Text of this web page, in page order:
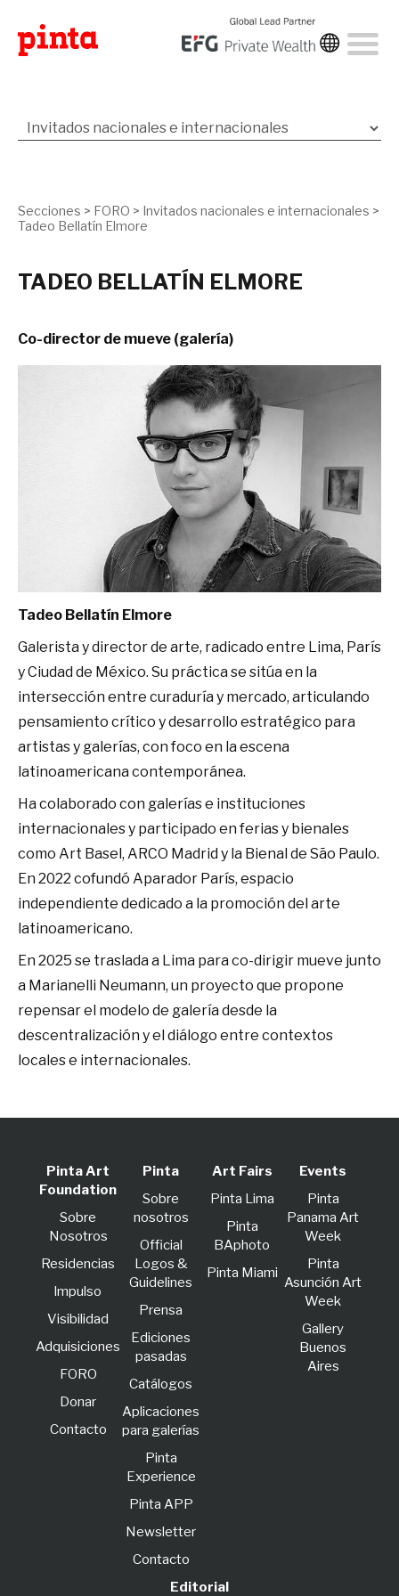
Secciones > FORO > Invitados nacionales e internacionales >
Tadeo Bellatín Elmore
TADEO BELLATÍN ELMORE
Co-director de mueve (galería)
Tadeo Bellatín Elmore
Galerista y director de arte, radicado entre Lima, París
y Ciudad de México. Su práctica se sitúa en la
intersección entre curaduría y mercado, articulando
pensamiento crítico y desarrollo estratégico para
artistas y galerías, con foco en la escena
latinoamericana contemporánea.
Ha colaborado con galerías e instituciones
internacionales y participado en ferias y bienales
como Art Basel, ARCO Madrid y la Bienal de São Paulo.
En 2022 cofundó Aparador París, espacio
independiente dedicado a la promoción del arte
latinoamericano.
En 2025 se traslada a Lima para co-dirigir mueve junto
a Marianelli Neumann, un proyecto que propone
repensar el modelo de galería desde la
descentralización y el diálogo entre contextos
locales e internacionales.
Pinta Art
Foundation
Sobre
Nosotros
Residencias
lmpulso
Visibilidad
Adquisiciones
FORO
Donar
Contacto
Pinta
Sobre
nosotros
Official
Logos &
Guidelines
Prensa
Ediciones
pasadas
Catálogos
Aplicaciones
para galerías
Pinta
Experience
Pinta APP
Newsletter
Contacto
Art Fairs
Pinta Lima
Pinta
BAphoto
Pinta Miami
Events
Pinta
Panama Art
Week
Pinta
Asunción Art
Week
Gallery
Buenos
Aires
Editorial